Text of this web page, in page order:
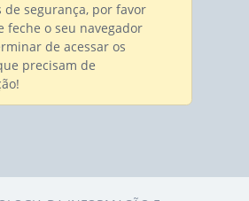
de segurança, por favor
feche o seu navegador
de acessar os
precisam de